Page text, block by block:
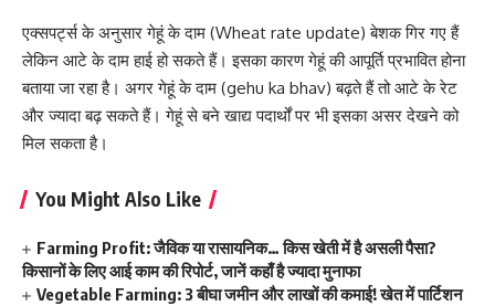
एक्सपर्ट्स के अनुसार गेहूं के दाम (Wheat rate update) बेशक गिर गए हैं
लेकिन आटे के दाम हाई हो सकते हैं। इसका कारण गेहूं की आपूर्ति प्रभावित होना
बताया जा रहा है। अगर गेहूं के दाम (gehu ka bhav) बढ़ते हैं तो आटे के रेट
और ज्यादा बढ़ सकते हैं। गेहूं से बने खाद्य पदार्थों पर भी इसका असर देखने को
मिल सकता है।
You Might Also Like
Farming Profit: जैविक या रासायनिक… किस खेती में है असली पैसा?
किसानों के लिए आई काम की रिपोर्ट, जानें कहाँ है ज्यादा मुनाफा
Vegetable Farming: 3 बीघा जमीन और लाखों की कमाई! खेत में पार्टिशन